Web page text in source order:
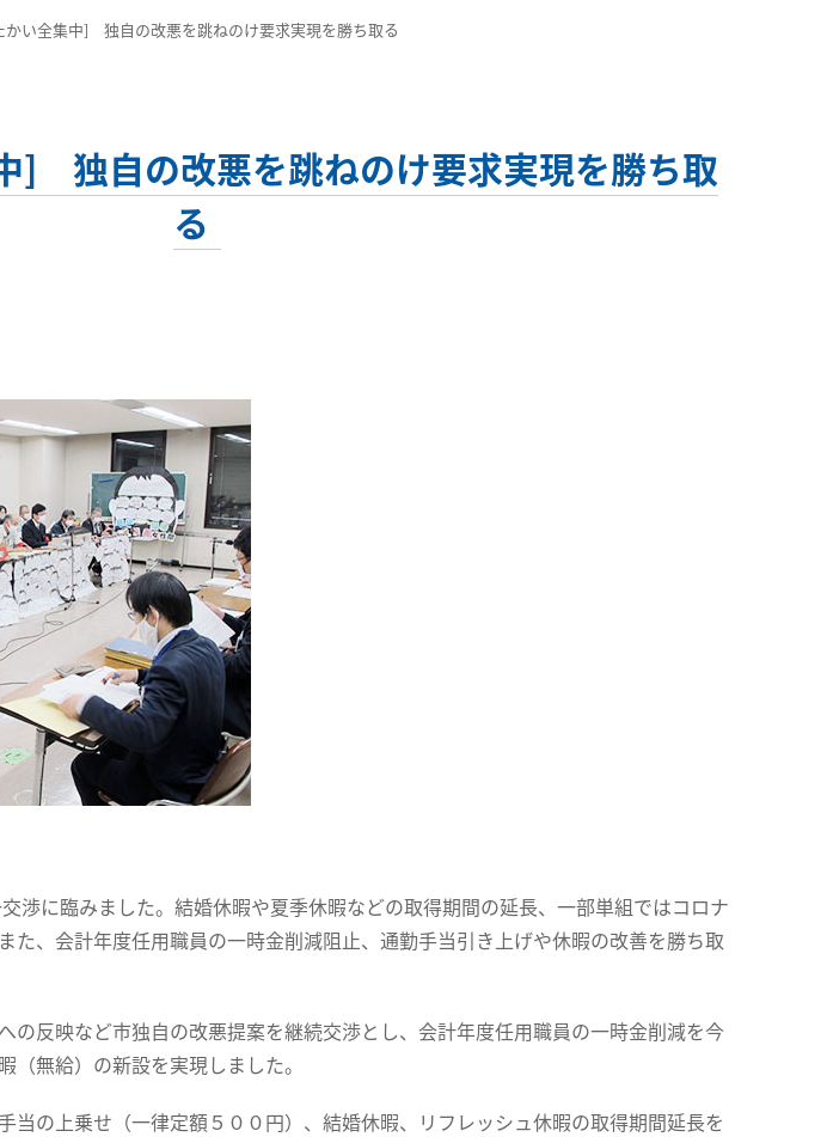
かい全集中] 独自の改悪を跳ねのけ要求実現を勝ち取る
] 独自の改悪を跳ねのけ要求実現を勝ち取
る
渉に臨みました。結婚休暇や夏季休暇などの取得期間の延長、一部単組ではコロナ
た、会計年度任用職員の一時金削減阻止、通勤手当引き上げや休暇の改善を勝ち取
の反映など市独自の改悪提案を継続交渉とし、会計年度任用職員の一時金削減を今
無給）の新設を実現しました。
当の上乗せ（一律定額５００円）、結婚休暇、リフレッシュ休暇の取得期間延長を